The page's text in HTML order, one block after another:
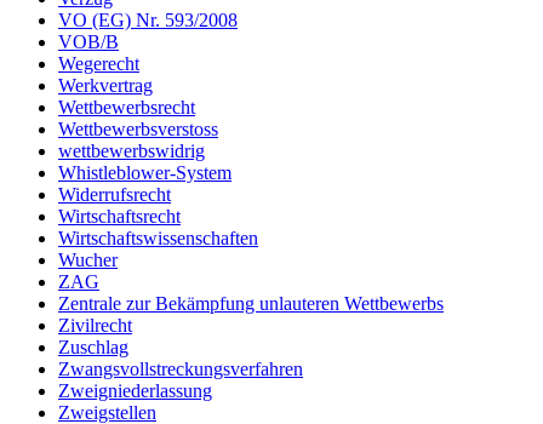
VO (EG) Nr. 593/2008
VOB/B
Wegerecht
Werkvertrag
Wettbewerbsrecht
Wettbewerbsverstoss
wettbewerbswidrig
Whistleblower-System
Widerrufsrecht
Wirtschaftsrecht
Wirtschaftswissenschaften
Wucher
ZAG
Zentrale zur Bekämpfung unlauteren Wettbewerbs
Zivilrecht
Zuschlag
Zwangsvollstreckungsverfahren
Zweigniederlassung
Zweigstellen